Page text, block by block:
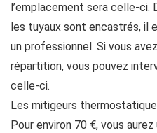
l’emplacement sera celle-ci.
les tuyaux sont encastrés, il
un professionnel. Si vous
répartition, vous pouvez
celle-ci.
Les mitigeurs
Pour environ 70 €, vous